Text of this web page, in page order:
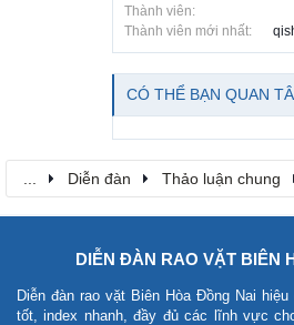
Thành viên:
Thành viên mới nhất:
CÓ THỂ BẠN QUAN
Diễn đàn Thảo luận chung
DIỄN ĐÀN RAO VẶT BIÊN
Diễn đàn rao vặt Biên Hòa Đồng Nai hiệu
tốt, index nhanh, đầy đủ các lĩnh vực